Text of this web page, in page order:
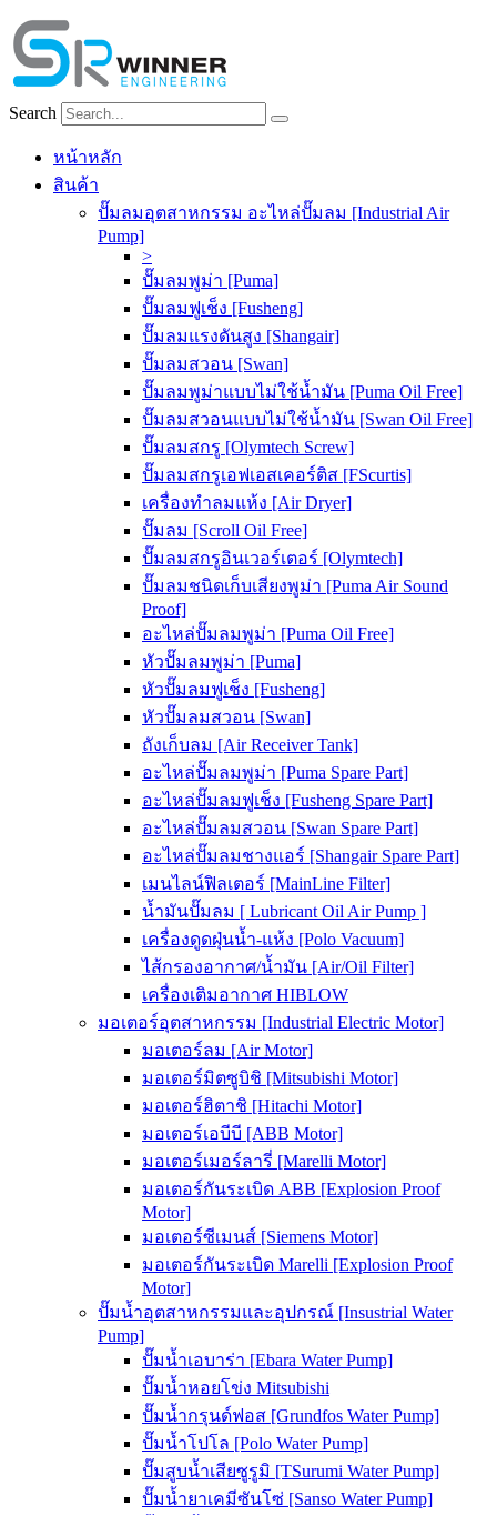
Skip
to
content
Search
หน้าหลัก
สินค้า
ปั๊มลมอุตสาหกรรม อะไหล่ปั๊มลม [Industrial Air
Pump]
>
ปั๊มลมพูม่า [Puma]
ปั๊มลมฟูเช็ง [Fusheng]
ปั๊มลมแรงดันสูง [Shangair]
ปั๊มลมสวอน [Swan]
ปั๊มลมพูม่าแบบไม่ใช้น้ำมัน [Puma Oil Free]
ปั๊มลมสวอนแบบไม่ใช้น้ำมัน [Swan Oil Free]
ปั๊มลมสกรู [Olymtech Screw]
ปั๊มลมสกรูเอฟเอสเคอร์ติส [FScurtis]
เครื่องทำลมแห้ง [Air Dryer]
ปั๊มลม [Scroll Oil Free]
ปั๊มลมสกรูอินเวอร์เตอร์ [Olymtech]
ปั๊มลมชนิดเก็บเสียงพูม่า [Puma Air Sound
Proof]
อะไหล่ปั๊มลมพูม่า [Puma Oil Free]
หัวปั๊มลมพูม่า [Puma]
หัวปั๊มลมฟูเช็ง [Fusheng]
หัวปั๊มลมสวอน [Swan]
ถังเก็บลม [Air Receiver Tank]
อะไหล่ปั๊มลมพูม่า [Puma Spare Part]
อะไหล่ปั๊มลมฟูเช็ง [Fusheng Spare Part]
อะไหล่ปั๊มลมสวอน [Swan Spare Part]
อะไหล่ปั๊มลมชางแอร์ [Shangair Spare Part]
เมนไลน์ฟิลเตอร์ [MainLine Filter]
น้ำมันปั๊มลม [ Lubricant Oil Air Pump ]
เครื่องดูดฝุ่นน้ำ-แห้ง [Polo Vacuum]
ไส้กรองอากาศ/น้ำมัน [Air/Oil Filter]
เครื่องเติมอากาศ HIBLOW
มอเตอร์อุตสาหกรรม [Industrial Electric Motor]
มอเตอร์ลม [Air Motor]
มอเตอร์มิตซูบิชิ [Mitsubishi Motor]
มอเตอร์ฮิตาชิ [Hitachi Motor]
มอเตอร์เอบีบี [ABB Motor]
มอเตอร์เมอร์ลารี่ [Marelli Motor]
มอเตอร์กันระเบิด ABB [Explosion Proof
Motor]
มอเตอร์ซีเมนส์ [Siemens Motor]
มอเตอร์กันระเบิด Marelli [Explosion Proof
Motor]
ปั๊มน้ำอุตสาหกรรมและอุปกรณ์ [Insustrial Water
Pump]
ปั๊มน้ำเอบาร่า [Ebara Water Pump]
ปั๊มน้ำหอยโข่ง Mitsubishi
ปั๊มน้ำกรุนด์ฟอส [Grundfos Water Pump]
ปั๊มน้ำโปโล [Polo Water Pump]
ปั๊มสูบน้ำเสียซูรูมิ [TSurumi Water Pump]
ปั๊มน้ำยาเคมีซันโซ่ [Sanso Water Pump]